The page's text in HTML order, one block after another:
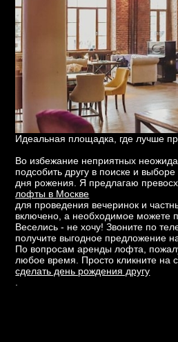
Идеальная площадка, где лучше
Во избежание неприятных
подсобить другу в поиске и
дня рожения. Я предлагаю
лофты в Москве
для проведения вечеринок и
включено, а необходимое можете
Веселись - не хочу! Звоните по
получите выгодное предложение
По вопросам аренды лофта,
любое время. Просто кликните на
сделать день рождения другу